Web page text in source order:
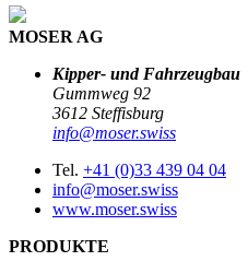
MOSER AG
Kipper- und Fahrzeugbau
Gummweg 92
3612 Steffisburg
info@moser.swiss
Tel. +41 (0)33 439 04 04
info@moser.swiss
www.moser.swiss
PRODUKTE